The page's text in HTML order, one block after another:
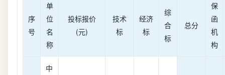
序
号
单
位
名
称
投标报价
(元)
技术
标
经济
标
综
合
标
总分
保
函
机
构
中